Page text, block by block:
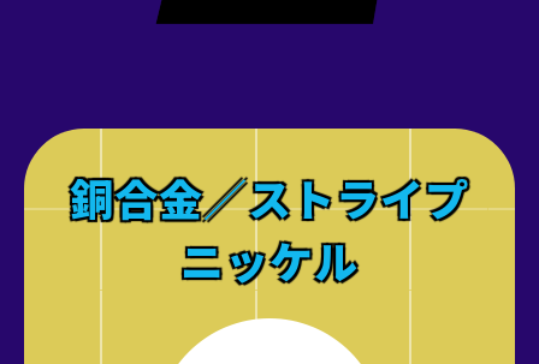
ブログ
お問い合わせ
銅合金／ストライプ
ニッケル